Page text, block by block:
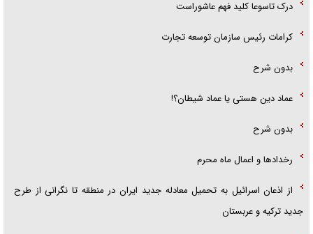
درک تاسوعا کلید فهم عاشوراست
کرامات رئیس سازمان توسعه تجارت
بدون شرح
عماد دین هستی یا عماد شیطان؟!
بدون شرح
رخداد‌ها و اعمال ماه محرم
از اذعان اسرائیل به تحمیل معادله جدید ایران در منطقه تا نگرانی از طرح
جدید ترکیه و عربستان